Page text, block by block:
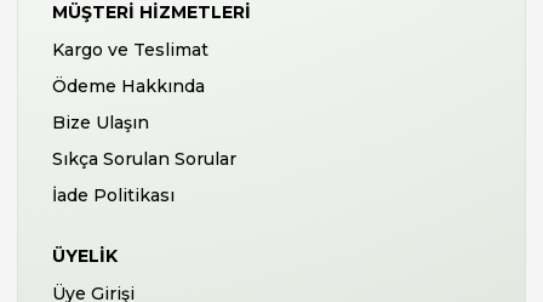
MÜŞTERI HIZMETLERI
Kargo ve Teslimat
Ödeme Hakkında
Bize Ulaşın
Sıkça Sorulan Sorular
İade Politikası
ÜYELIK
Üye Girişi